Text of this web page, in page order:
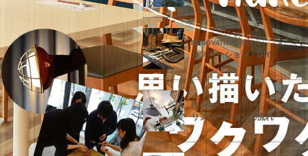
RENOVATION / DIY
リノベーション・DIY
FLOW
リノベーションの流れ